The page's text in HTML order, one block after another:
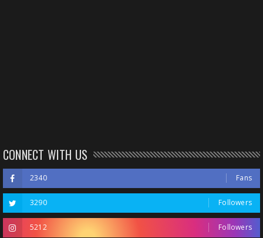
CONNECT WITH US
2340 Fans
3290 Followers
5212 Followers